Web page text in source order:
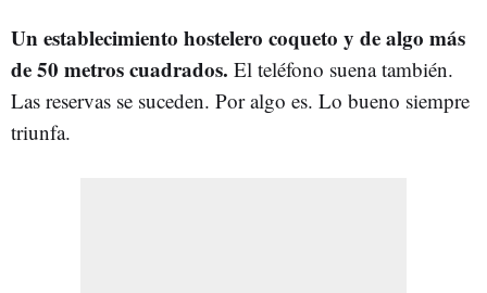
Un establecimiento hostelero coqueto y de algo más
de 50 metros cuadrados. El teléfono suena también.
Las reservas se suceden. Por algo es. Lo bueno siempre
triunfa.